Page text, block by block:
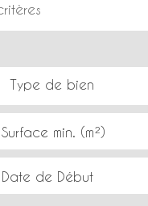
par localisation